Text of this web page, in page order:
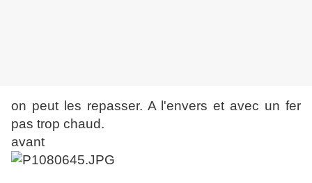
on peut les repasser. A l'envers et avec un fer
pas trop chaud.
avant